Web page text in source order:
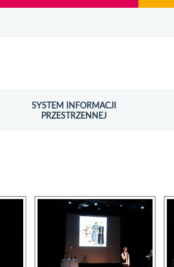
SYSTEM INFORMACJI
PRZESTRZENNEJ
OTWORZY SIĘ W NOWYM OKNIE